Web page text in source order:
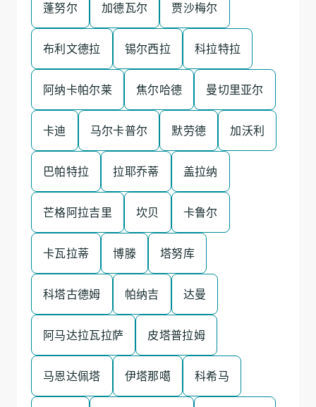
蓬努尔 加德瓦尔 贾沙梅尔
布利文德拉 锡尔西拉 科拉特拉
阿纳卡帕尔莱 焦尔哈德 曼切里亚尔
卡迪 马尔卡普尔 默劳德 加沃利
巴帕特拉 拉耶乔蒂 盖拉纳
芒格阿拉吉里 坎贝 卡鲁尔
卡瓦拉蒂 博滕 塔努库
科塔古德姆 帕纳吉 达曼
阿马达拉瓦拉萨 皮塔普拉姆
马恩达佩塔 伊塔那噶 科希马